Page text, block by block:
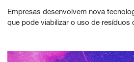
Empresas desenvolvem nova
que pode viabilizar o uso de resíduos